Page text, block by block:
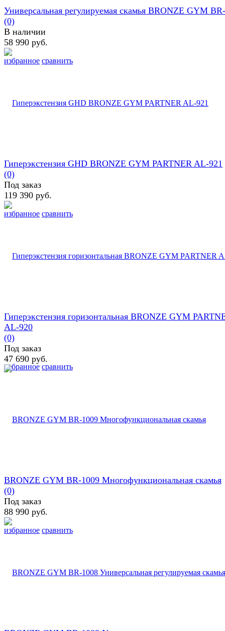
избранное сравнить
Универсальная регулируемая скамья BRONZE GYM
(0)
В наличии
58 990 руб.
избранное сравнить
Гиперэкстензия GHD BRONZE GYM PARTNER AL-921
(0)
Под заказ
119 390 руб.
избранное сравнить
Гиперэкстензия горизонтальная BRONZE GYM
AL-920
(0)
Под заказ
47 690 руб.
избранное сравнить
BRONZE GYM BR-1009 Многофункциональная скамья
(0)
Под заказ
88 990 руб.